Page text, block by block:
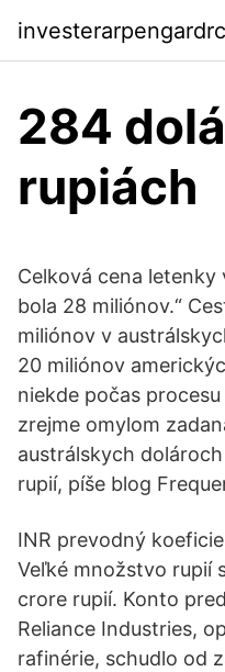
284
rupiách
Celková cena
bola 28 miliónov.“
miliónov v
20 miliónov
niekde počas
zrejme omylom
austrálskych
rupií, píše blog
INR prevodný
Veľké množstvo rupií
crore rupií. Konto
Reliance Industries,
rafinérie, schudlo od